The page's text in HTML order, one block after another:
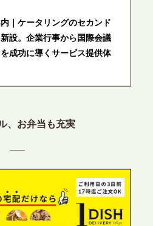
｜ケータリングのセカンド
設。企業行事から国際会議
成功に導くサービス提供体
｜ケータリングのセカンド
に支社を新設。都内３拠点
張パーティー・ケータリン
｜夏の社内親睦が、配属後
、お弁当も充実